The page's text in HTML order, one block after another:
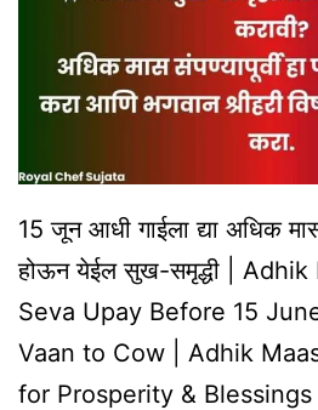
15 जून आधी गाईला द्या अधिक
होऊन येईल सुख-समृद्धी |
Seva Upay Before 15
Vaan to Cow | Adhik
for Prosperity &